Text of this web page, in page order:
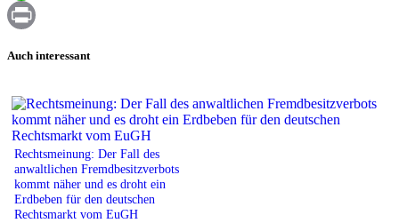
WhatsApp
Auch interessant
Rechtsmeinung: Der Fall des
anwaltlichen Fremdbesitzverbots
kommt näher und es droht ein
Erdbeben für den deutschen
Rechtsmarkt vom EuGH